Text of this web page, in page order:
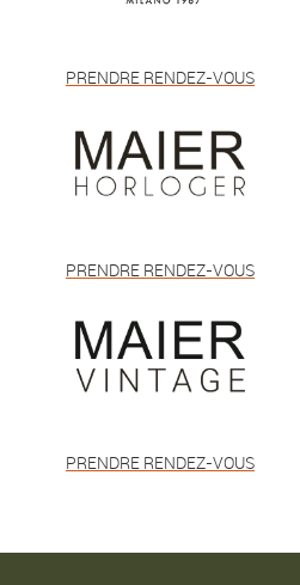
PRENDRE RENDEZ-VOUS
PRENDRE RENDEZ-VOUS
PRENDRE RENDEZ-VOUS